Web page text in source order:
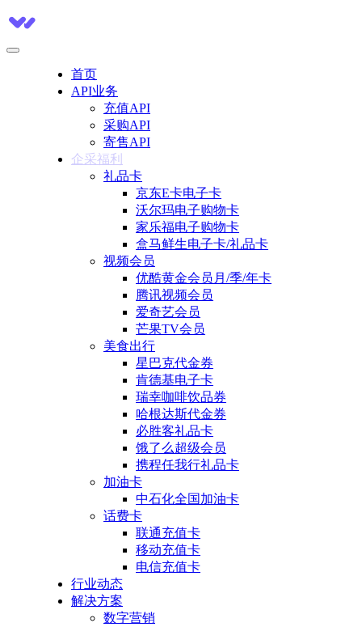
首页
API业务
充值API
采购API
寄售API
企采福利
礼品卡
京东E卡电子卡
沃尔玛电子购物卡
家乐福电子购物卡
盒马鲜生电子卡/礼品卡
视频会员
优酷黄金会员月/季/年卡
腾讯视频会员
爱奇艺会员
芒果TV会员
美食出行
星巴克代金券
肯德基电子卡
瑞幸咖啡饮品券
哈根达斯代金券
必胜客礼品卡
饿了么超级会员
携程任我行礼品卡
加油卡
中石化全国加油卡
话费卡
联通充值卡
移动充值卡
电信充值卡
行业动态
解决方案
数字营销